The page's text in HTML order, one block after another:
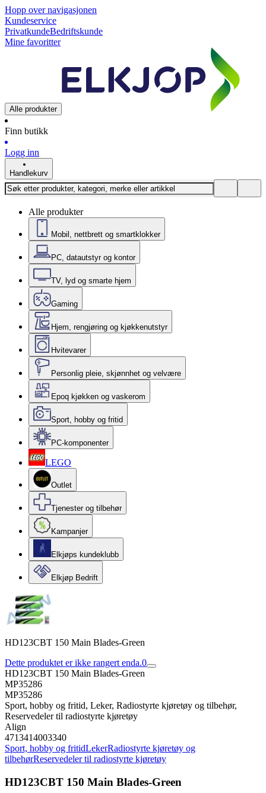
Hopp over navigasjonen
Kundeservice
PrivatkundeBedriftskunde
Mine favoritter
Alle produkter
Finn butikk
Logg inn
Handlekurv
Alle produkter
Mobil, nettbrett og smartklokker
PC, datautstyr og kontor
TV, lyd og smarte hjem
Gaming
Hjem, rengjøring og kjøkkenutstyr
Hvitevarer
Personlig pleie, skjønnhet og velvære
Epoq kjøkken og vaskerom
Sport, hobby og fritid
PC-komponenter
LEGO
Outlet
Tjenester og tilbehør
Kampanjer
Elkjøps kundeklubb
Elkjøp Bedrift
HD123CBT 150 Main Blades-Green
Dette produktet er ikke rangert enda.0
HD123CBT 150 Main Blades-Green
MP35286
MP35286
Sport, hobby og fritid, Leker, Radiostyrte kjøretøy og tilbehør,
Reservedeler til radiostyrte kjøretøy
Align
4713414003340
Sport, hobby og fritidLekerRadiostyrte kjøretøy og
tilbehørReservedeler til radiostyrte kjøretøy
HD123CBT 150 Main Blades-Green